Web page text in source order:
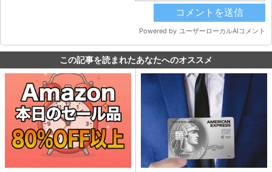
この記事を読まれたあなたへのオススメ